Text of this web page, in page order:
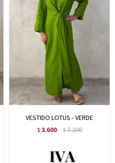
VESTIDO LOTUS - VERDE
$ 3.600 $7.200